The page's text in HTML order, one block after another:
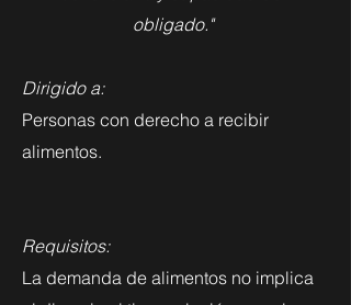
obligado."
Dirigido a:
Personas con derecho a recibir
alimentos.
Requisitos:
La demanda de alimentos no implica